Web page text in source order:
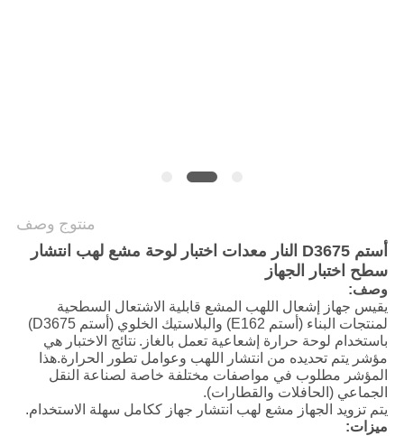
منتوج وصف
أستم D3675 النار معدات اختبار لوحة مشع لهب انتشار
سطح اختبار الجهاز
وصف:
يقيس جهاز إشعال اللهب المشع قابلية الاشتعال السطحية
لمنتجات البناء (أستم E162) والبلاستيك الخلوي (أستم D3675)
باستخدام لوحة حرارة إشعاعية تعمل بالغاز. نتائج الاختبار هي
مؤشر يتم تحديده من انتشار اللهب وعوامل تطور الحرارة.هذا
المؤشر مطلوب في مواصفات مختلفة خاصة لصناعة النقل
الجماعي (الحافلات والقطارات).
يتم تزويد الجهاز مشع لهب انتشار جهاز ككامل سهلة الاستخدام.
ميزات: